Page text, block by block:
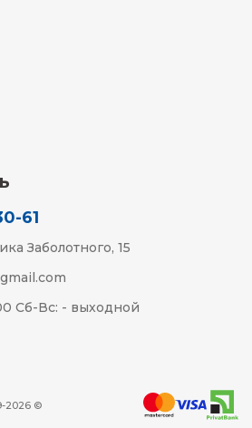
61
Заболотного, 15
Сб-Вс: - выходной
2026 ©